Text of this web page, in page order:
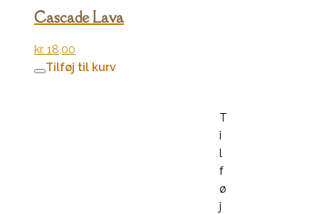
Cascade Lava
kr. 18,00
Tilføj til kurv
T
i
l
f
ø
j